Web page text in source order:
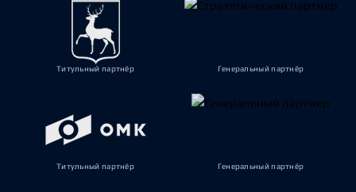
Титульный партнёр Генеральный партнёр
Титульный партнёр Генеральный партнёр